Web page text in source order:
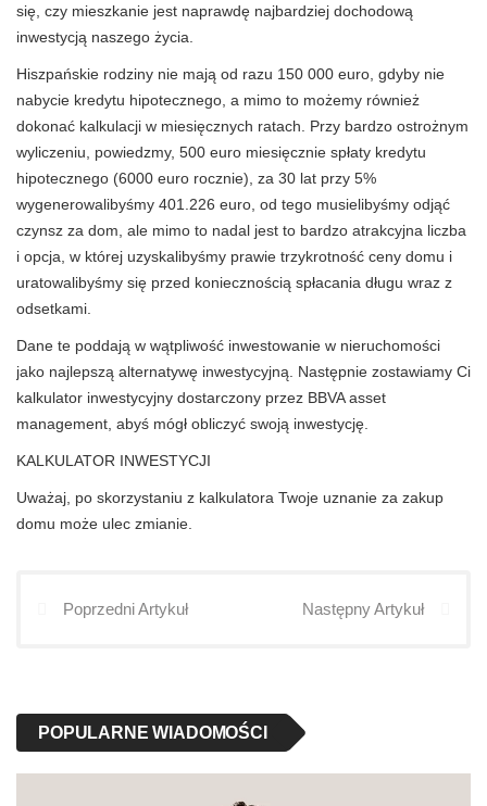
się, czy mieszkanie jest naprawdę najbardziej dochodową
inwestycją naszego życia.
Hiszpańskie rodziny nie mają od razu 150 000 euro, gdyby nie
nabycie kredytu hipotecznego, a mimo to możemy również
dokonać kalkulacji w miesięcznych ratach. Przy bardzo ostrożnym
wyliczeniu, powiedzmy, 500 euro miesięcznie spłaty kredytu
hipotecznego (6000 euro rocznie), za 30 lat przy 5%
wygenerowalibyśmy 401.226 euro, od tego musielibyśmy odjąć
czynsz za dom, ale mimo to nadal jest to bardzo atrakcyjna liczba
i opcja, w której uzyskalibyśmy prawie trzykrotność ceny domu i
uratowalibyśmy się przed koniecznością spłacania długu wraz z
odsetkami.
Dane te poddają w wątpliwość inwestowanie w nieruchomości
jako najlepszą alternatywę inwestycyjną. Następnie zostawiamy Ci
kalkulator inwestycyjny dostarczony przez BBVA asset
management, abyś mógł obliczyć swoją inwestycję.
KALKULATOR INWESTYCJI
Uważaj, po skorzystaniu z kalkulatora Twoje uznanie za zakup
domu może ulec zmianie.
Poprzedni Artykuł Następny Artykuł
POPULARNE WIADOMOŚCI